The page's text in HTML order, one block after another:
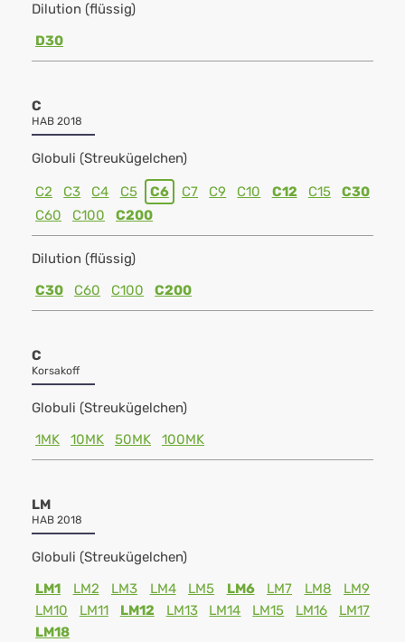
Dilution (flüssig)
D30
C
HAB 2018
Globuli (Streukügelchen)
C2 C3 C4 C5 C6 C7 C9 C10 C12 C15
C30
C60
C100 C200
Dilution (flüssig)
C30
C60 C100 C200
C
Korsakoff
Globuli (Streukügelchen)
1MK
10MK 50MK 100MK
LM
HAB 2018
Globuli (Streukügelchen)
LM1
LM2 LM3 LM4 LM5 LM6 LM7 LM8
LM9
LM10
LM11 LM12 LM13 LM14 LM15 LM16
LM17
LM18